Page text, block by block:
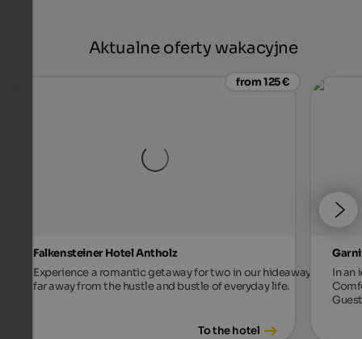
Aktualne oferty wakacyjne
from 125 €
Falkensteiner Hotel Antholz
Experience a romantic getaway for two in our hideaway,
far away from the hustle and bustle of everyday life.
To the hotel
In an